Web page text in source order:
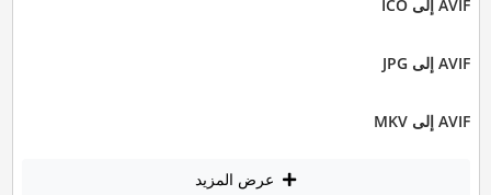
AVIF إلى ICO
AVIF إلى JPG
AVIF إلى MKV
عرض المزيد